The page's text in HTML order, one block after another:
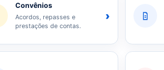
Convênios
Acordos, repasses e
prestações de contas.
›